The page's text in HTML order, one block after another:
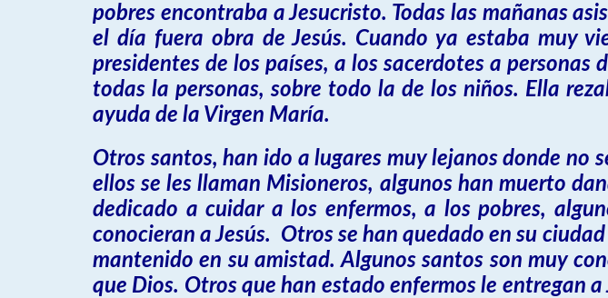
pobres encontraba a Jesucristo. Todas las mañanas
el día fuera obra de Jesús. Cuando ya estaba muy
presidentes de los países, a los sacerdotes a
todas la personas, sobre todo la de los niños. Ella
ayuda de la Virgen María.
Otros santos, han ido a lugares muy lejanos donde no
ellos se les llaman Misioneros, algunos han muerto
dedicado a cuidar a los enfermos, a los pobres,
conocieran a Jesús. Otros se han quedado en su
mantenido en su amistad. Algunos santos son muy
que Dios. Otros que han estado enfermos le entregan